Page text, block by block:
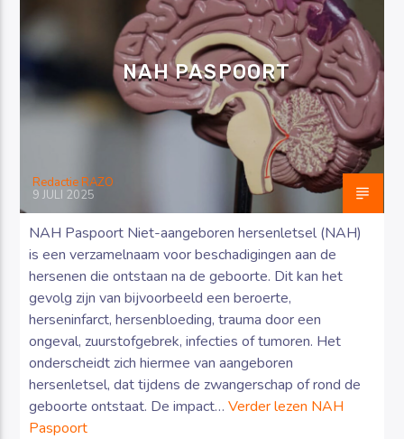
Luister RAZO online
NAH PASPOORT
Redactie RAZO
9 JULI 2025
NAH Paspoort Niet-aangeboren hersenletsel (NAH)
is een verzamelnaam voor beschadigingen aan de
hersenen die ontstaan na de geboorte. Dit kan het
gevolg zijn van bijvoorbeeld een beroerte,
herseninfarct, hersenbloeding, trauma door een
ongeval, zuurstofgebrek, infecties of tumoren. Het
onderscheidt zich hiermee van aangeboren
hersenletsel, dat tijdens de zwangerschap of rond de
geboorte ontstaat. De impact…Verder lezen NAH
Paspoort